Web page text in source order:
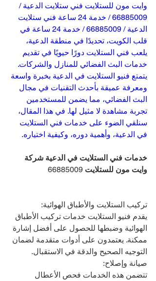
وايت مون للستلايت فني ستلايت الدعية /
66885009 / خدمة 24 ساعة فني ستلايت
الدعية / 66885009 / خدمة 24 ساعة في
قلب الكويت، تحديدًا في منطقة الدعية،
يلعب فني الستلايت دورًا حيويًا في تقديم
خدمات البث الفضائي للمنازل والشركات.
يتمتع فنيو الستلايت في الدعية بخبرة واسعة
ومعرفة عميقة بأحدث التقنيات في مجال
البث الفضائي، مما يضمن للمستخدمين
تجربة مشاهدة لا مثيل لها. في هذا المقال،
سنلقي الضوء على خدمات فني الستلايت
في الدعية، وأهمية دوره، وكيفية اختياره.
خدمات فني الستلايت في الدعية شركة
وايت مون للستلايت 66885009
تركيب الستلايت والأطباق الهوائية:
يقدم فنيو الستلايت خدمات تركيب الأطباق
الهوائية وضبطها للحصول على أفضل إشارة
ممكنة. يعتمدون على أدوات متقدمة لضمان
التوجيه الصحيح والدقة في الاستقبال.
صيانة وإصلاح:
تتضمن هذه الخدمات فحص الأعطال